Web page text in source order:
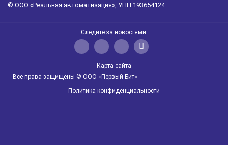
© ООО «Реальная автоматизация», УНП 193654124
Следите за новостями:
Карта сайта
Все права защищены © ООО «Первый Бит»
Политика конфиденциальности